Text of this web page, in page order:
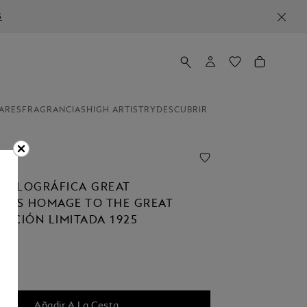
FRAGRANCIAS HIGH ARTISTRY DESCUBRIR
GREAT
HOMAGE TO THE GREAT
LIMITADA 1925